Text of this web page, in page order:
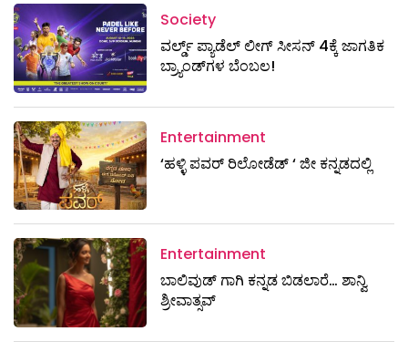
Society
ವರ್ಲ್ಡ್ ಪ್ಯಾಡೆಲ್ ಲೀಗ್ ಸೀಸನ್ 4ಕ್ಕೆ ಜಾಗತಿಕ
ಬ್ರ್ಯಾಂಡ್‌ಗಳ ಬೆಂಬಲ!
Entertainment
‘ಹಳ್ಳಿ ಪವರ್ ರಿಲೋಡೆಡ್ ‘ ಜೀ ಕನ್ನಡದಲ್ಲಿ
Entertainment
ಬಾಲಿವುಡ್ ಗಾಗಿ ಕನ್ನಡ ಬಿಡಲಾರೆ… ಶಾನ್ವಿ
ಶ್ರೀವಾತ್ಸವ್